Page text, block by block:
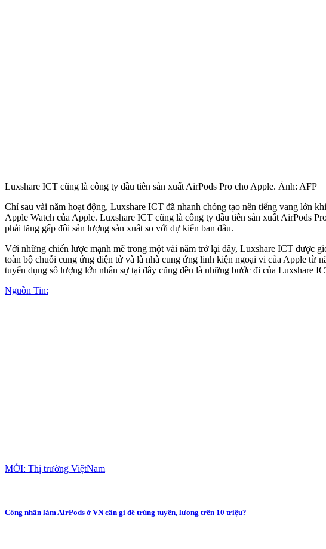
Luxshare ICT cũng là công ty đầu tiên sản xuất AirPods Pro cho Apple. Ảnh: AFP
Chỉ sau vài năm hoạt động, Luxshare ICT đã nhanh chóng tạo nên tiếng vang lớn
Apple Watch của Apple. Luxshare ICT cũng là công ty đầu tiên sản xuất AirPods
phải tăng gấp đôi sản lượng sản xuất so với dự kiến ban đầu.
Với những chiến lược mạnh mẽ trong một vài năm trở lại đây, Luxshare ICT được
toàn bộ chuỗi cung ứng điện tử và là nhà cung ứng linh kiện ngoại vi của Apple từ
tuyển dụng số lượng lớn nhân sự tại đây cũng đều là những bước đi của Luxshare
Nguồn Tin:
MỚI: Thị trường ViệtNam
Công nhân làm AirPods ở VN cần gì để trúng tuyển, lương trên 10 triệu?